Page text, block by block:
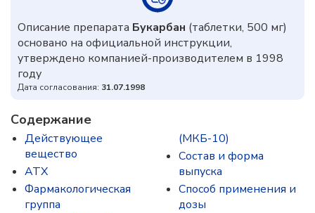
Описание препарата Букарбан (таблетки, 500 мг)
основано на официальной инструкции,
утверждено компанией-производителем в 1998
году
Дата согласования: 31.07.1998
Содержание
Действующее
вещество
ATX
Фармакологическая
группа
(МКБ-10)
Состав и форма
выпускa
Способ применения и
дозы